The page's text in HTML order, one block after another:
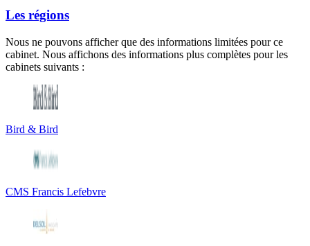
Les régions
Nous ne pouvons afficher que des informations limitées pour ce
cabinet. Nous affichons des informations plus complètes pour les
cabinets suivants :
Bird & Bird
CMS Francis Lefebvre